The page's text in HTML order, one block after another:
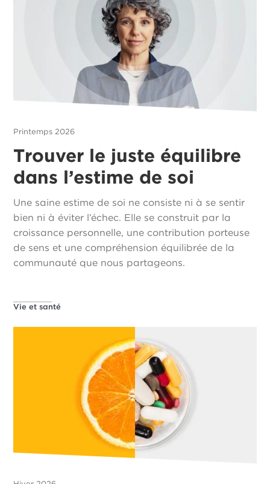
Printemps 2026
Trouver le juste équilibre
dans l’estime de soi
Une saine estime de soi ne consiste ni à se sentir
bien ni à éviter l’échec. Elle se construit par la
croissance personnelle, une contribution porteuse
de sens et une compréhension équilibrée de la
communauté que nous partageons.
Vie et santé